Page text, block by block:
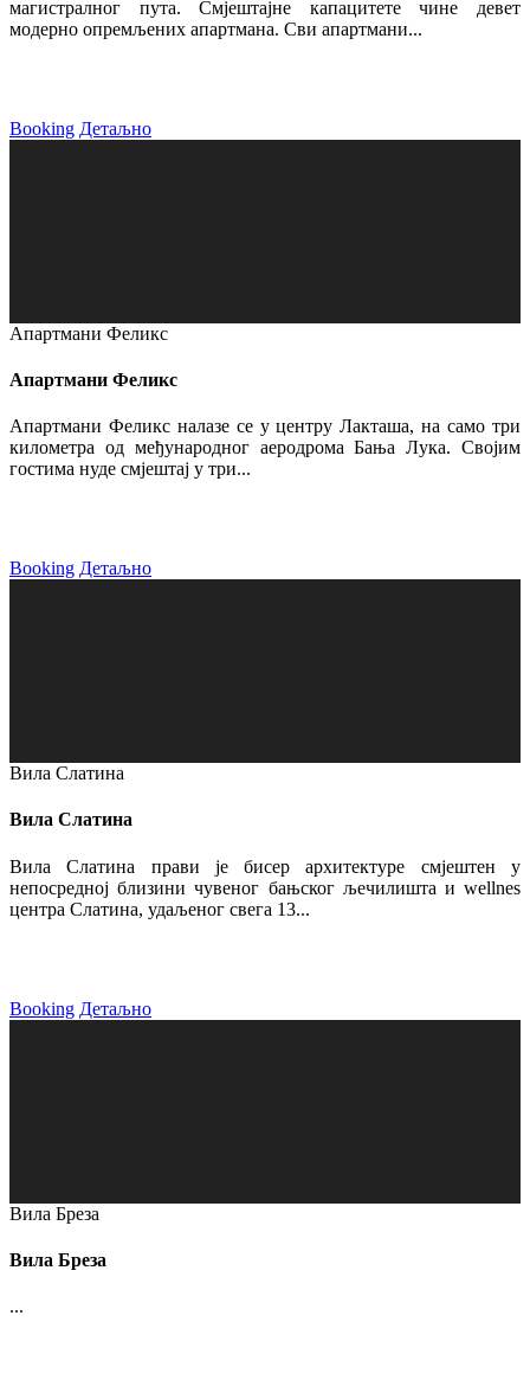
магистралног пута. Смјештајне капацитете чине девет
модерно опремљених апартмана. Сви апартмани...
Booking Детаљно
Апартмани Феликс
Апартмани Феликс
Апартмани Феликс налазе се у центру Лакташа, на само три
километра од међународног аеродрома Бања Лука. Својим
гостима нуде смјештај у три...
Booking Детаљно
Вила Слатина
Вила Слатина
Вила Слатина прави је бисер архитектуре смјештен у
непосредној близини чувеног бањског љечилишта и wellnes
центра Слатина, удаљеног свега 13...
Booking Детаљно
Вила Бреза
Вила Бреза
...